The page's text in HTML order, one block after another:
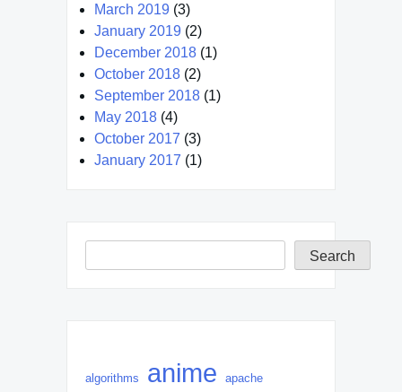
March 2019 (3)
January 2019 (2)
December 2018 (1)
October 2018 (2)
September 2018 (1)
May 2018 (4)
October 2017 (3)
January 2017 (1)
Search
algorithms anime apache